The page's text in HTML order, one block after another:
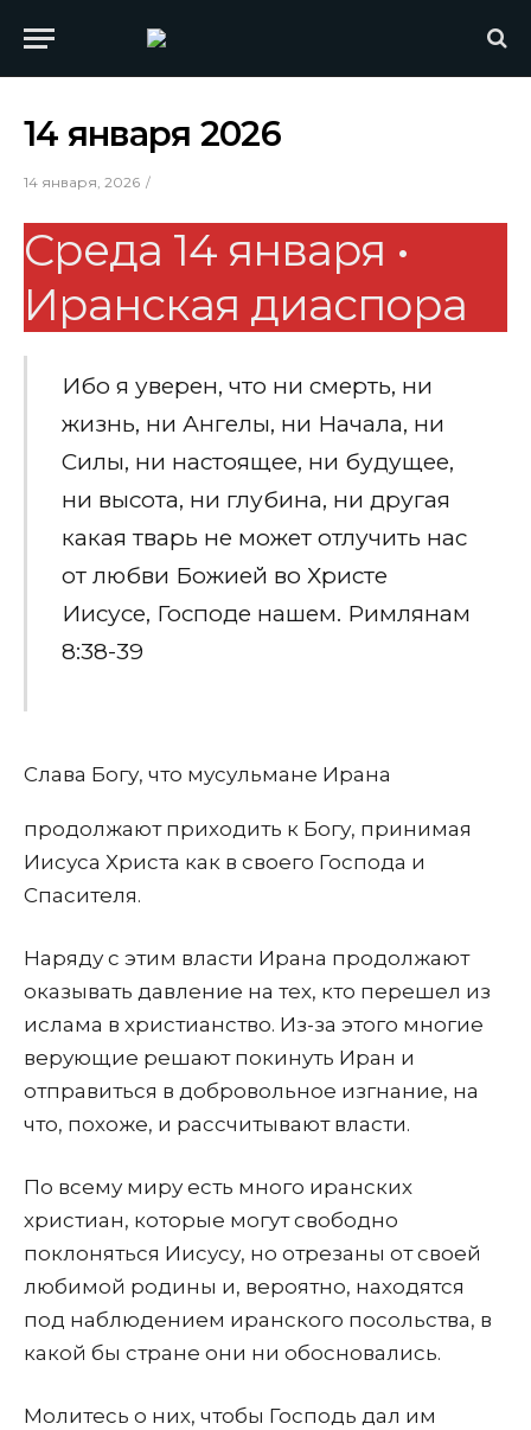
14 января 2026
14 января, 2026
Среда 14 января •
Иранская диаспора
Ибо я уверен, что ни смерть, ни
жизнь, ни Ангелы, ни Начала, ни
Силы, ни настоящее, ни будущее,
ни высота, ни глубина, ни другая
какая тварь не может отлучить нас
от любви Божией во Христе
Иисусе, Господе нашем. Римлянам
8:38-39
Слава Богу, что мусульмане Ирана
продолжают приходить к Богу, принимая
Иисуса Христа как в своего Господа и
Спасителя.
Наряду с этим власти Ирана продолжают
оказывать давление на тех, кто перешел из
ислама в христианство. Из-за этого многие
верующие решают покинуть Иран и
отправиться в добровольное изгнание, на
что, похоже, и рассчитывают власти.
По всему миру есть много иранских
христиан, которые могут свободно
поклоняться Иисусу, но отрезаны от своей
любимой родины и, вероятно, находятся
под наблюдением иранского посольства, в
какой бы стране они ни обосновались.
Молитесь о них, чтобы Господь дал им